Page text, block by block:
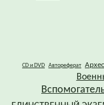
CD и DVD Автореферат